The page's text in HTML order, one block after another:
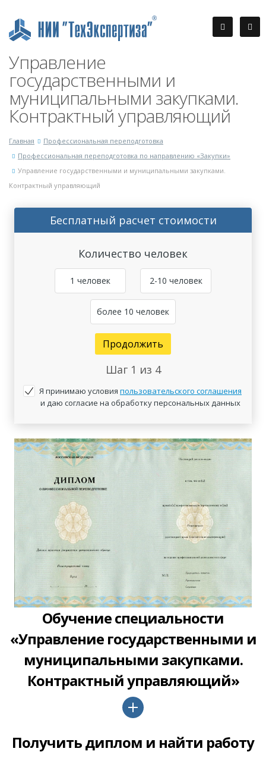
Управление
государственными и
муниципальными закупками.
Контрактный управляющий
Главная
Профессиональная переподготовка
Профессиональная переподготовка по направлению «Закупки»
Управление государственными и муниципальными закупками.
Контрактный управляющий
Бесплатный расчет стоимости
Количество человек
1 человек 2-10 человек
более 10 человек
Продолжить
Шаг 1 из 4
Я принимаю условия пользовательского соглашения
и даю согласие на обработку персональных данных
Обучение специальности
«Управление государственными и
муниципальными закупками.
Контрактный управляющий»
Получить диплом и найти работу